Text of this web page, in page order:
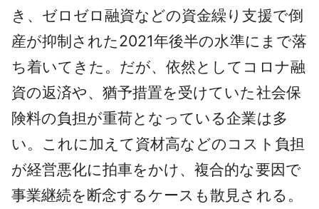
き、ゼロゼロ融資などの資金繰り支援で倒
産が抑制された2021年後半の水準にまで落
ち着いてきた。だが、依然としてコロナ融
資の返済や、猶予措置を受けていた社会保
険料の負担が重荷となっている企業は多
い。これに加えて資材高などのコスト負担
が経営悪化に拍車をかけ、複合的な要因で
事業継続を断念するケースも散見される。